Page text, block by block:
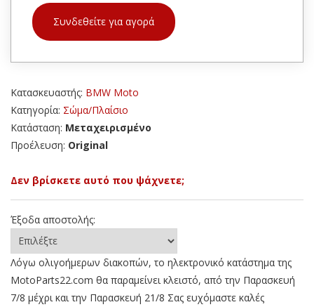
Συνδεθείτε για αγορά
Κατασκευαστής: BMW Moto
Κατηγορία: Σώμα/Πλαίσιο
Κατάσταση: Μεταχειρισμένο
Προέλευση: Original
Δεν βρίσκετε αυτό που ψάχνετε;
Έξοδα αποστολής:
Λόγω ολιγοήμερων διακοπών, το ηλεκτρονικό κατάστημα της
MotoParts22.com θα παραμείνει κλειστό, από την Παρασκευή
7/8 μέχρι και την Παρασκευή 21/8 Σας ευχόμαστε καλές